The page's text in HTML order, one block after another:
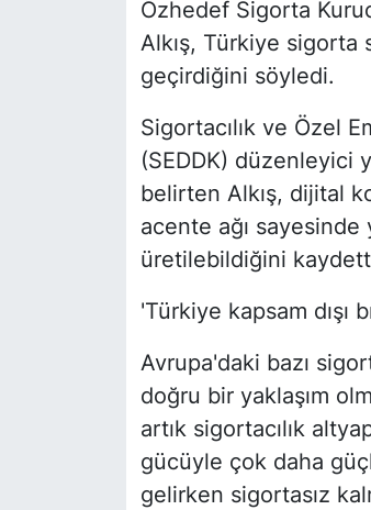
Özhedef Sigorta
Alkış, Türkiye sigorta
geçirdiğini söyledi.
Sigortacılık ve Özel
(SEDDK) düzenleyici
belirten Alkış, dijital
acente ağı sayesinde
üretilebildiğini
'Türkiye kapsam dışı
Avrupa'daki bazı
doğru bir yaklaşım
artık sigortacılık
gücüyle çok daha
gelirken sigortasız